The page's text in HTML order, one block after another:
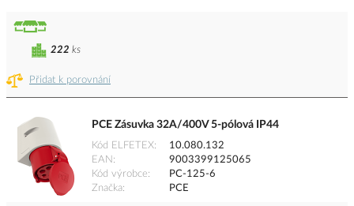
Přidat k porovnání
222 ks
PCE Zásuvka 32A/400V 5-pólová IP44
Kód ELFETEX
10.080.132
EAN
9003399125065
Kód výrobce
PC-125-6
Značka
PCE